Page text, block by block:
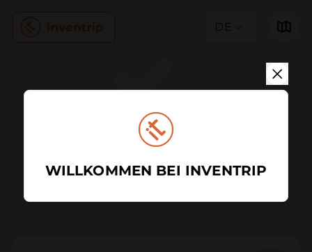
DE
WILLKOMMEN BEI INVENTRIP